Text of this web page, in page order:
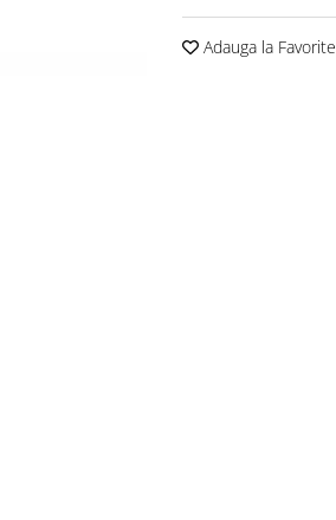
Adauga la Favorite